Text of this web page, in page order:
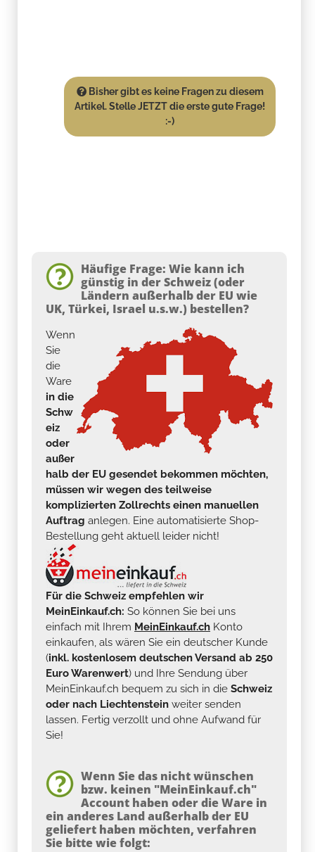
Bisher gibt es keine Fragen zu diesem
Artikel. Stelle JETZT die erste gute Frage!
:-)
Häufige Frage: Wie kann ich
günstig in der Schweiz (oder
Ländern außerhalb der EU wie
UK, Türkei, Israel u.s.w.) bestellen?
Wenn
Sie
die
Ware
in die
Schw
eiz
oder
außer
halb der EU gesendet bekommen möchten,
müssen wir wegen des teilweise
komplizierten Zollrechts einen manuellen
Auftrag anlegen. Eine automatisierte Shop-
Bestellung geht aktuell leider nicht!
Für die Schweiz empfehlen wir
MeinEinkauf.ch: So können Sie bei uns
einfach mit Ihrem MeinEinkauf.ch Konto
einkaufen, als wären Sie ein deutscher Kunde
(inkl. kostenlosem deutschen Versand ab 250
Euro Warenwert) und Ihre Sendung über
MeinEinkauf.ch bequem zu sich in die Schweiz
oder nach Liechtenstein weiter senden
lassen. Fertig verzollt und ohne Aufwand für
Sie!
Wenn Sie das nicht wünschen
bzw. keinen "MeinEinkauf.ch"
Account haben oder die Ware in
ein anderes Land außerhalb der EU
geliefert haben möchten, verfahren
Sie bitte wie folgt: